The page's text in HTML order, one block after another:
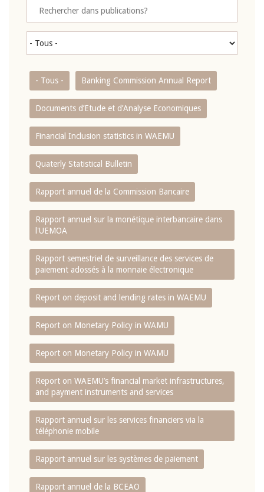
- Tous - Banking Commission Annual Report
Documents d’Etude et d’Analyse Economiques
Financial Inclusion statistics in WAEMU
Quaterly Statistical Bulletin
Rapport annuel de la Commission Bancaire
Rapport annuel sur la monétique interbancaire dans
l'UEMOA
Rapport semestriel de surveillance des services de
paiement adossés à la monnaie électronique
Report on deposit and lending rates in WAEMU
Report on Monetary Policy in WAMU
Report on Monetary Policy in WAMU
Report on WAEMU’s financial market infrastructures,
and payment instruments and services
Rapport annuel sur les services financiers via la
téléphonie mobile
Rapport annuel sur les systèmes de paiement
Rapport annuel de la BCEAO